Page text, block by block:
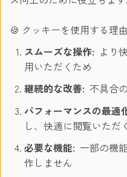
語学/休暇/異文化体験
ネイティブ講師による
短期間で効果的な学習
芸術、文化、保養な
学習機関の認定校
🍪 クッキーを使用する理由
スムーズな操作: より
用いただくため
継続的な改善: 不具合
パフォーマンスの最適
し、快適に閲覧いただ
必要な機能: 一部の機
作しません